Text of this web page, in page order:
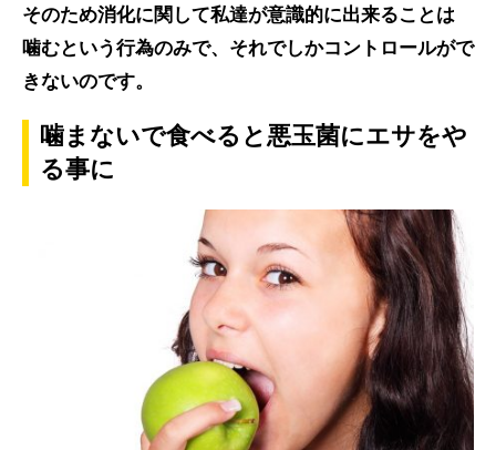
そのため消化に関して私達が意識的に出来ることは
噛むという行為のみで、それでしかコントロールがで
きないのです。
噛まないで食べると悪玉菌にエサをや
る事に